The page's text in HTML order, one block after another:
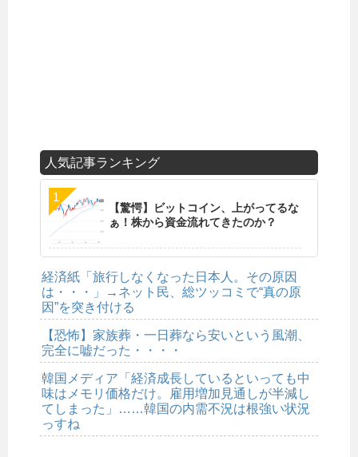
人気記事ランキング
【驚愕】ビットコイン、上がってるな
ぁ！株から資金流れてきたのか？
経済紙「旅行しなくなった日本人。その原因
は・・・」→ネット民、総ツッコミで“真の原
因”を突き付ける
【恐怖】家族葬・一日葬なら安いという風潮、
完全に嘘だった・・・・
韓国メディア「経済成長しているといっても中
味はメモリ価格だけ。雇用増加見通しが半減し
てしまった」……韓国の内需不況は根強い状況
っすね